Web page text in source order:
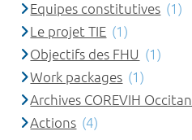
Equipes constitutives (1)
Le projet TIE (1)
Objectifs des FHU (1)
Work packages (1)
Archives COREVIH
Actions (4)